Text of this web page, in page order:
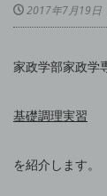
2017年7月19日
家政学部家政学
基礎調理実習
を紹介します。